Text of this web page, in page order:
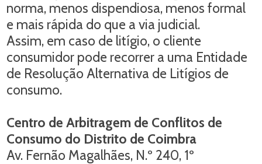
norma, menos dispendiosa, menos formal
e mais rápida do que a via judicial.
Assim, em caso de litígio, o cliente
consumidor pode recorrer a uma Entidade
de Resolução Alternativa de Litígios de
consumo.
Centro de Arbitragem de Conflitos de
Consumo do Distrito de Coimbra
Av. Fernão Magalhães, N.º 240, 1º